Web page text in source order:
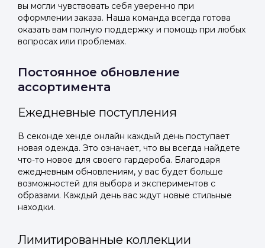
вы могли чувствовать себя уверенно при
оформлении заказа. Наша команда всегда готова
оказать вам полную поддержку и помощь при любых
вопросах или проблемах.
Постоянное обновление
ассортимента
Ежедневные поступления
В секонде хенде онлайн каждый день поступает
новая одежда. Это означает, что вы всегда найдете
что-то новое для своего гардероба. Благодаря
ежедневным обновлениям, у вас будет больше
возможностей для выбора и экспериментов с
образами. Каждый день вас ждут новые стильные
находки.
Лимитированные коллекции